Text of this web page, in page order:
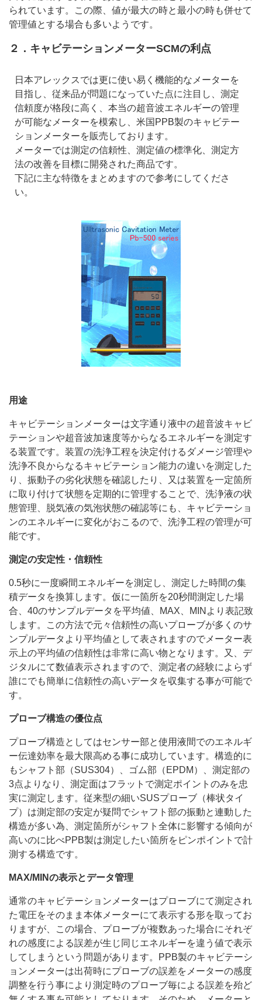
られています。この際、値が最大の時と最小の時も併せて
管理値とする場合も多いようです。
２．キャビテーションメーターSCMの利点
日本アレックスでは更に使い易く機能的なメーターを
目指し、従来品が問題になっていた点に注目し、測定
信頼度が格段に高く、本当の超音波エネルギーの管理
が可能なメーターを模索し、米国PPB製のキャビテー
ションメーターを販売しております。
メーターでは測定の信頼性、測定値の標準化、測定方
法の改善を目標に開発された商品です。
下記に主な特徴をまとめますので参考にしてくださ
い。
用途
キャビテーションメーターは文字通り液中の超音波キャビ
テーションや超音波加速度等からなるエネルギーを測定す
る装置です。装置の洗浄工程を決定付けるダメージ管理や
洗浄不良からなるキャビテーション能力の違いを測定した
り、振動子の劣化状態を確認したり、又は装置を一定箇所
に取り付けて状態を定期的に管理することで、洗浄液の状
態管理、脱気液の気泡状態の確認等にも、キャビテーショ
ンのエネルギーに変化がおこるので、洗浄工程の管理が可
能です。
測定の安定性・信頼性
0.5秒に一度瞬間エネルギーを測定し、測定した時間の集
積データを換算します。仮に一箇所を20秒間測定した場
合、40のサンプルデータを平均値、MAX、MINより表記致
します。この方法で元々信頼性の高いプローブが多くのサ
ンプルデータより平均値として表されますのでメーター表
示上の平均値の信頼性は非常に高い物となります。又、デ
ジタルにて数値表示されますので、測定者の経験によらず
誰にでも簡単に信頼性の高いデータを収集する事が可能で
す。
プローブ構造の優位点
プローブ構造としてはセンサー部と使用液間でのエネルギ
ー伝達効率を最大限高める事に成功しています。構造的に
もシャフト部（SUS304）、ゴム部（EPDM）、測定部の
3点よりなり、測定面はフラットで測定ポイントのみを忠
実に測定します。従来型の細いSUSプローブ（棒状タイ
プ）は測定部の安定が疑問でシャフト部の振動と連動した
構造が多い為、測定箇所がシャフト全体に影響する傾向が
高いのに比べPPB製は測定したい箇所をピンポイントで計
測する構造です。
MAX/MINの表示とデータ管理
通常のキャビテーションメーターはプローブにて測定され
た電圧をそのまま本体メーターにて表示する形を取ってお
りますが、この場合、プローブが複数あった場合にそれぞ
れの感度による誤差が生じ同じエネルギーを違う値で表示
してしまうという問題があります。PPB製のキャビテーシ
ョンメーターは出荷時にプローブの誤差をメーターの感度
調整を行う事により測定時のプローブ毎による誤差を殆ど